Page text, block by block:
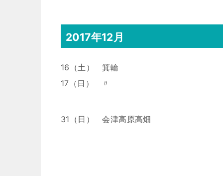
2017年12月
16（土） 箕輪
17（日） 〃
31（日） 会津高原高畑